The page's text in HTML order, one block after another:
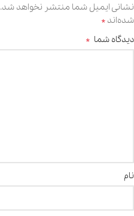
نشانی ایمیل شما منتشر نخواهد شد.
شده‌اند *
دیدگاه شما *
نام